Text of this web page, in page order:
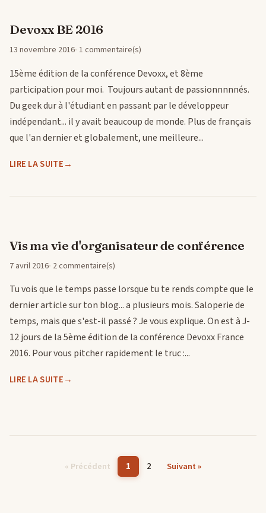
Devoxx BE 2016
13 novembre 2016 1 commentaire(s)
15ème édition de la conférence Devoxx, et 8ème
participation pour moi. Toujours autant de passionnnnnés.
Du geek dur à l'étudiant en passant par le développeur
indépendant... il y avait beaucoup de monde. Plus de français
que l'an dernier et globalement, une meilleure...
LIRE LA SUITE
Vis ma vie d'organisateur de conférence
7 avril 2016 2 commentaire(s)
Tu vois que le temps passe lorsque tu te rends compte que le
dernier article sur ton blog... a plusieurs mois. Saloperie de
temps, mais que s'est-il passé ? Je vous explique. On est à J-
12 jours de la 5ème édition de la conférence Devoxx France
2016. Pour vous pitcher rapidement le truc :...
LIRE LA SUITE
« Précédent 1 2 Suivant »